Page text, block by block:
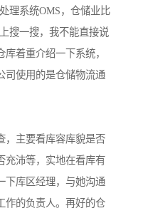
理系统OMS，仓储业比
搜一搜，我不能直接说
着重介绍一下系统，
司使用的是仓储物流通
，主要看库容库貌是否
充沛等，实地在看库有
下库区经理，与她沟通
作的负责人。再好的仓